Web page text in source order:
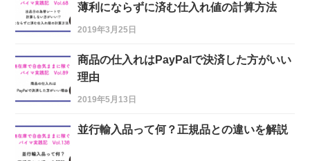
薄利にならずに済む仕入れ値の計算方法
2019年3月25日
商品の仕入れはPayPalで決済した方がいい
理由
2019年5月13日
並行輸入品って何？正規品との違いを解説